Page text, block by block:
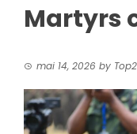
Martyrs
mai 14, 2026 by